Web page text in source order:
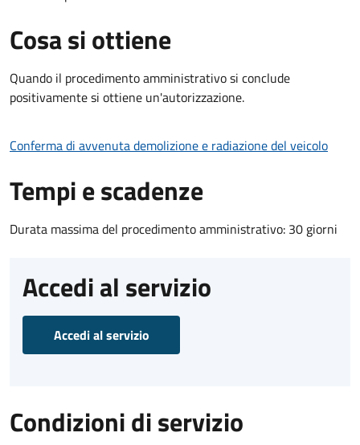
Cosa si ottiene
Quando il procedimento amministrativo si conclude
positivamente si ottiene un'autorizzazione.
Conferma di avvenuta demolizione e radiazione del veicolo
Tempi e scadenze
Durata massima del procedimento amministrativo: 30 giorni
Accedi al servizio
Accedi al servizio
Condizioni di servizio